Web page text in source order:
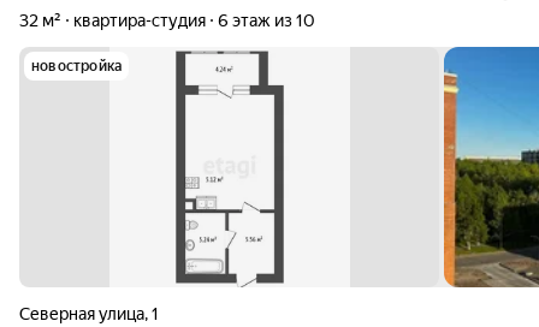
32 м² квартира-студия 6 этаж из 10
новостройка
Северная улица,1